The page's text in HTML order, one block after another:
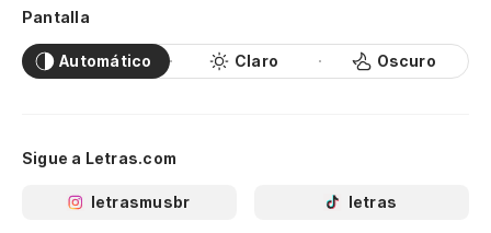
Pantalla
Automático Claro Oscuro
Sigue a Letras.com
letrasmusbr letras